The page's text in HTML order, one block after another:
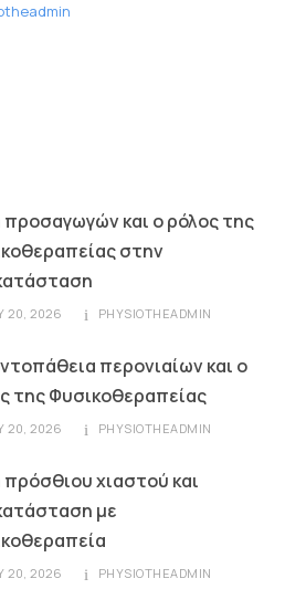
προσαγωγών και ο ρόλος της
στην
20, 2026 PHYSIOTHEADMIN
περονιαίων και ο
της Φυσικοθεραπείας
20, 2026 PHYSIOTHEADMIN
χιαστού και
με
20, 2026 PHYSIOTHEADMIN